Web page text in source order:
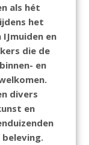
als hét
het
en
die de
en
divers
en
beleving.